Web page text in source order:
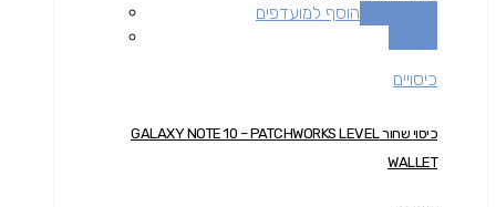
הוסף למועדפים
כיסויים
כיסוי שחור GALAXY NOTE 10 – PATCHWORKS LEVEL
WALLET